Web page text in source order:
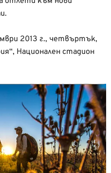
2013 г., четвъртък,
Национален стадион